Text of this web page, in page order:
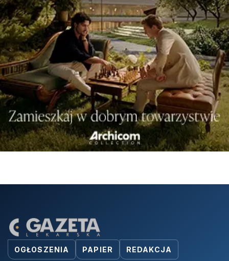
OGŁOSZENIA PAPIER REDAKCJA